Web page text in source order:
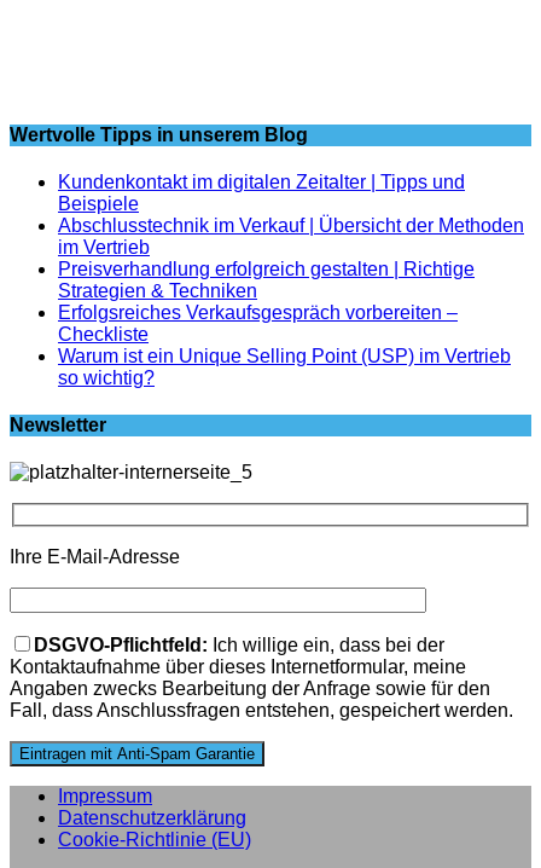
Wertvolle Tipps in unserem Blog
Kundenkontakt im digitalen Zeitalter | Tipps und
Beispiele
Abschlusstechnik im Verkauf | Übersicht der Methoden
im Vertrieb
Preisverhandlung erfolgreich gestalten | Richtige
Strategien & Techniken
Erfolgsreiches Verkaufsgespräch vorbereiten –
Checkliste
Warum ist ein Unique Selling Point (USP) im Vertrieb
so wichtig?
Newsletter
Ihre E-Mail-Adresse
Bitte lasse dieses Feld leer.
DSGVO-Pflichtfeld: Ich willige ein, dass bei der
Kontaktaufnahme über dieses Internetformular, meine
Angaben zwecks Bearbeitung der Anfrage sowie für den
Fall, dass Anschlussfragen entstehen, gespeichert werden.
Impressum
Datenschutzerklärung
Cookie-Richtlinie (EU)